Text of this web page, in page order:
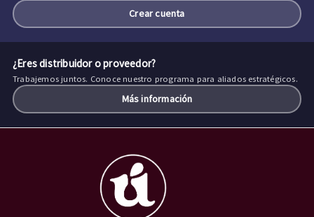
Crear cuenta
¿Eres distribuidor o proveedor?
Trabajemos juntos. Conoce nuestro programa para aliados estratégicos.
Más información